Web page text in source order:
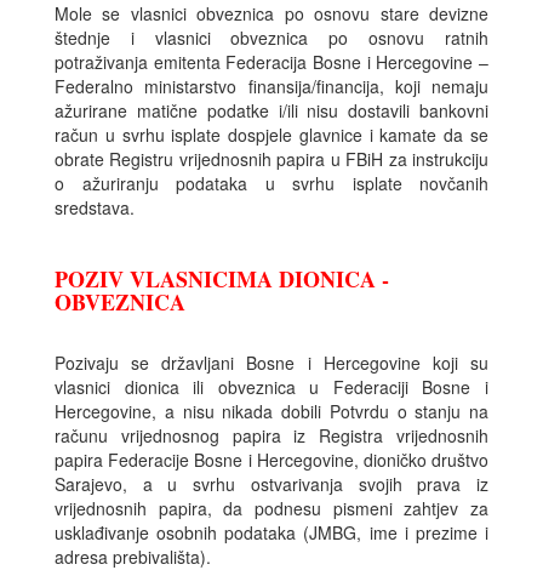
Mole se vlasnici obveznica po osnovu stare devizne
štednje i vlasnici obveznica po osnovu ratnih
potraživanja emitenta Federacija Bosne i Hercegovine –
Federalno ministarstvo finansija/financija, koji nemaju
ažurirane matične podatke i/ili nisu dostavili bankovni
račun u svrhu isplate dospjele glavnice i kamate da se
obrate Registru vrijednosnih papira u FBiH za instrukciju
o ažuriranju podataka u svrhu isplate novčanih
sredstava.
POZIV VLASNICIMA DIONICA -
OBVEZNICA
Pozivaju se državljani Bosne i Hercegovine koji su
vlasnici dionica ili obveznica u Federaciji Bosne i
Hercegovine, a nisu nikada dobili Potvrdu o stanju na
računu vrijednosnog papira iz Registra vrijednosnih
papira Federacije Bosne i Hercegovine, dioničko društvo
Sarajevo, a u svrhu ostvarivanja svojih prava iz
vrijednosnih papira, da podnesu pismeni zahtjev za
usklađivanje osobnih podataka (JMBG, ime i prezime i
adresa prebivališta).